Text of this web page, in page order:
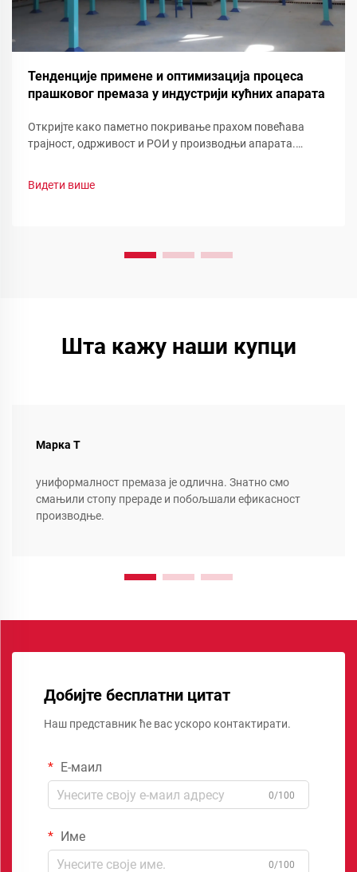
Тенденције примене и оптимизација процеса
прашковог премаза у индустрији кућних апарата
Откријте како паметно покривање прахом повећава
трајност, одрживост и РОИ у производњи апарата.
Видети више
Шта кажу наши купци
Марка Т
униформалност премаза је одлична. Знатно смо
смањили стопу прераде и побољшали ефикасност
производње.
Добијте бесплатни цитат
Наш представник ће вас ускоро контактирати.
Е-маил
0/100
Име
0/100